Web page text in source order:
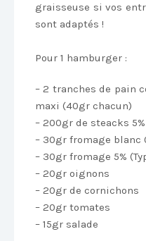
graisseuse si vos
sont adaptés !
Pour 1 hamburger :
– 2 tranches de pain
maxi (40gr chacun)
– 200gr de steacks 5%
– 30gr fromage blanc
– 30gr fromage 5%
– 20gr oignons
– 20gr de cornichons
– 20gr tomates
– 15gr salade